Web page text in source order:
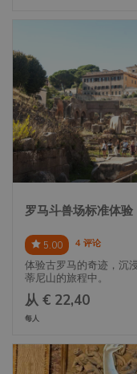
通过斗兽场的角斗士门
路……真真切切。这条侧
放，限量入场，带来独
国最重要的地方的所在
之一，展示了古罗马的
罗马斗兽场标准体验
5.00 4 评论
体验古罗马的奇迹，沉
蒂尼山的旅程中。
斗兽场
从 € 22,40
每人